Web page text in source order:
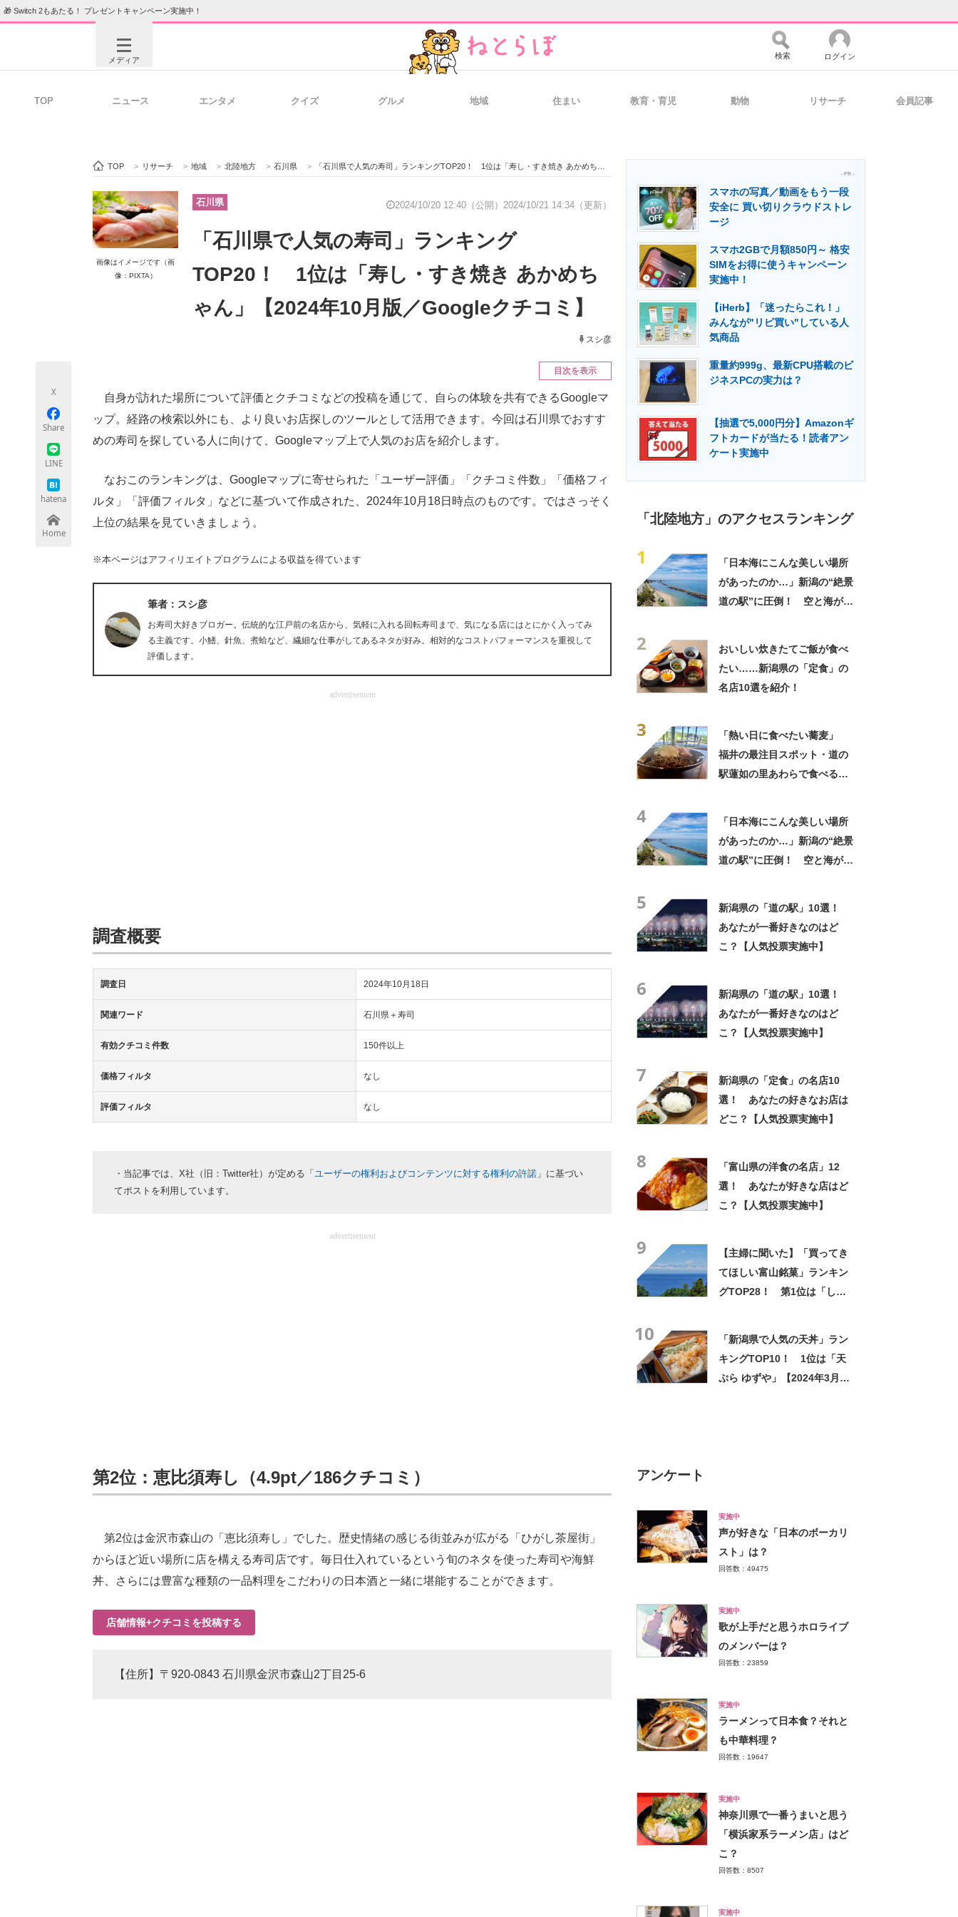
🎁 Switch 2もあたる！ プレゼントキャンペーン実施中！
メディア
ビジネスと働き方のヒント 経営リーダーのコミュニティ マーケ×ITの今がよく分かる
ITエンジニア向け専門サイト 製造業のIT導入・活用を支援
エネルギーの専門メディア 建設×テクノロジーの最前線
ちょっと気になるネットの話題
検索 ログイン
TOP ニュース エンタメ クイズ グルメ 地域 住まい 教育・育児 動物 リサーチ 会員記事
TOP > リサーチ > 地域 > 北陸地方 > 石川県 > 「石川県で人気の寿司」ランキングTOP20！ 1位は「寿し・すき焼き あかめちゃん」【2024年10月版／Googleクチコミ】
画像はイメージです（画
像：PIXTA）
石川県 2024/10/20 12:40（公開） 2024/10/21 14:34（更新）
「石川県で人気の寿司」ランキング
TOP20！ 1位は「寿し・すき焼き あかめち
ゃん」【2024年10月版／Googleクチコミ】
スシ彦
X
Share
LINE
hatena
Home
目次を表示
自身が訪れた場所について評価とクチコミなどの投稿を通じて、自らの体験を共有できるGoogleマ
ップ。経路の検索以外にも、より良いお店探しのツールとして活用できます。今回は石川県でおすす
めの寿司を探している人に向けて、Googleマップ上で人気のお店を紹介します。
なおこのランキングは、Googleマップに寄せられた「ユーザー評価」「クチコミ件数」「価格フィ
ルタ」「評価フィルタ」などに基づいて作成された、2024年10月18日時点のものです。ではさっそく
上位の結果を見ていきましょう。
※本ページはアフィリエイトプログラムによる収益を得ています
筆者：スシ彦
お寿司大好きブロガー。伝統的な江戸前の名店から、気軽に入れる回転寿司まで、気になる店にはとにかく入ってみ
る主義です。小鰭、針魚、煮蛤など、繊細な仕事がしてあるネタが好み。相対的なコストパフォーマンスを重視して
評価します。
advertisement
調査概要
調査日 2024年10月18日
関連ワード 石川県＋寿司
有効クチコミ件数 150件以上
価格フィルタ なし
評価フィルタ なし
・当記事では、X社（旧：Twitter社）が定める「 ユーザーの権利およびコンテンツに対する権利の許諾 」に基づい
てポストを利用しています。
advertisement
第2位：恵比須寿し（4.9pt／186クチコミ）
第2位は金沢市森山の「恵比須寿し」でした。歴史情緒の感じる街並みが広がる「ひがし茶屋街」
からほど近い場所に店を構える寿司店です。毎日仕入れているという旬のネタを使った寿司や海鮮
丼、さらには豊富な種類の一品料理をこだわりの日本酒と一緒に堪能することができます。
店舗情報+クチコミを投稿する
【住所】〒920-0843 石川県金沢市森山2丁目25-6
- PR -
スマホの写真／動画をもう一段
安全に 買い切りクラウドストレ
ージ
スマホ2GBで月額850円～ 格安
SIMをお得に使うキャンペーン
実施中！
【iHerb】「迷ったらこれ！」
みんなが"リピ買い"している人
気商品
重量約999g、最新CPU搭載のビ
ジネスPCの実力は？
【抽選で5,000円分】Amazonギ
フトカードが当たる！読者アン
ケート実施中
「北陸地方」のアクセスランキング
1
「日本海にこんな美しい場所
があったのか…」新潟の“絶景
道の駅”に圧倒！ 空と海が染
2
おいしい炊きたてご飯が食べ
たい……新潟県の「定食」の
名店10選を紹介！
3
「熱い日に食べたい蕎麦」
福井の最注目スポット・道の
駅蓮如の里あわらで食べるお
4
「日本海にこんな美しい場所
があったのか…」新潟の“絶景
道の駅”に圧倒！ 空と海が染
5
新潟県の「道の駅」10選！
あなたが一番好きなのはど
こ？【人気投票実施中】
6
新潟県の「道の駅」10選！
あなたが一番好きなのはど
こ？【人気投票実施中】
7
新潟県の「定食」の名店10
選！ あなたの好きなお店は
どこ？【人気投票実施中】
8
「富山県の洋食の名店」12
選！ あなたが好きな店はど
こ？【人気投票実施中】
9
【主婦に聞いた】「買ってき
てほしい富山銘菓」ランキン
グTOP28！ 第1位は「しろ
10
「新潟県で人気の天丼」ラン
キングTOP10！ 1位は「天
ぷら ゆずや」【2024年3月版
アンケート
実施中
声が好きな「日本のボーカリ
スト」は？
回答数：49475
実施中
歌が上手だと思うホロライブ
のメンバーは？
回答数：23859
実施中
ラーメンって日本食？それと
も中華料理？
回答数：19647
実施中
神奈川県で一番うまいと思う
「横浜家系ラーメン店」はど
こ？
回答数：8507
実施中